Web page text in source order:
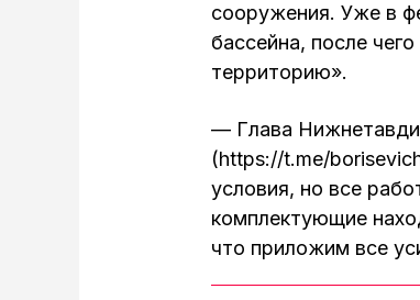
сооружения. Уже в
бассейна, после
территорию».
— Глава
(https://t.me/
условия, но все
комплектующие
что приложим все